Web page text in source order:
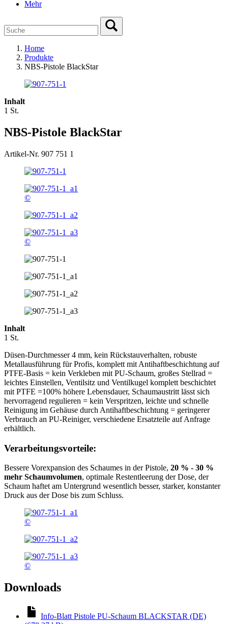
Mehr
Home
Produkte
NBS-Pistole BlackStar
Inhalt
1 St.
NBS-Pistole BlackStar
Artikel-Nr. 907 751 1
©
©
Inhalt
1 St.
Düsen-Durchmesser 4 mm, kein Rückstauverhalten, robuste
Metallausführung für Profis, komplett mit Antihaftbeschichtung auf
PTFE-Basis = kein Verkleben mit PU-Schaum, großes Stellrad =
leichtes Einstellen, Ventilsitz und Ventilkugel komplett beschichtet
mit PTFE =100% höhere Lebensdauer, Schaumaustritt lässt sich
hervorragend regulieren = kein Verspritzen, leichte und schnelle
Reinigung im Gehäuse durch Antihaftbeschichtung = geringerer
Verbrauch an PU-Reiniger, verschiedene Ersatzteile auf Anfrage
erhältlich.
Verarbeitungsvorteile:
Bessere Vorexpansion des Schaumes in der Pistole, 20 % - 30 %
mehr Schaumvolumen, optimale Restentleerung der Dose, der
Schaum haftet am Untergrund wesentlich besser, starker, konstanter
Druck aus der Dose bis zum Schluss.
©
©
Downloads
Info-Blatt Pistole PU-Schaum BLACKSTAR (DE)